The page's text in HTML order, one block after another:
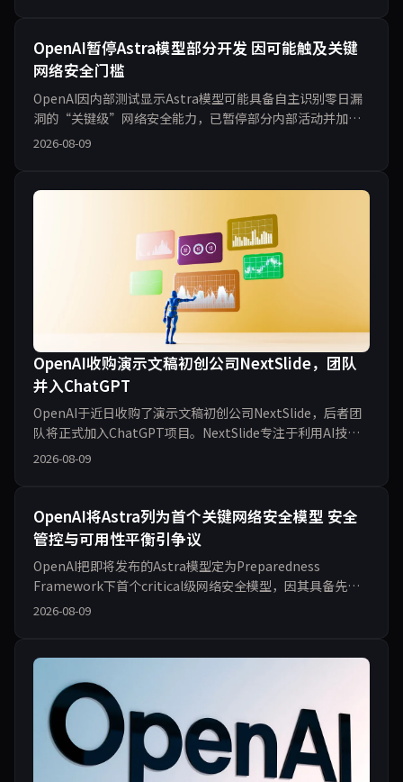
OpenAI暂停Astra模型部分开发 因可能触及关键
网络安全门槛
OpenAI因内部测试显示Astra模型可能具备自主识别零日漏
洞的“关键级”网络安全能力，已暂停部分内部活动并加强
隔离测试，计划与政府机构合作评估。该决定源于模型在智
2026-08-09
OpenAI收购演示文稿初创公司NextSlide，团队
并入ChatGPT
OpenAI于近日收购了演示文稿初创公司NextSlide，后者团
队将正式加入ChatGPT项目。NextSlide专注于利用AI技术
自动生成专业级演示文稿，此次收购被视为OpenAI在办公生
2026-08-09
OpenAI将Astra列为首个关键网络安全模型 安全
管控与可用性平衡引争议
OpenAI把即将发布的Astra模型定为Preparedness
Framework下首个critical级网络安全模型，因其具备先进
网络安全能力而实施额外控制，同时推进广泛可用性。Sam
2026-08-09